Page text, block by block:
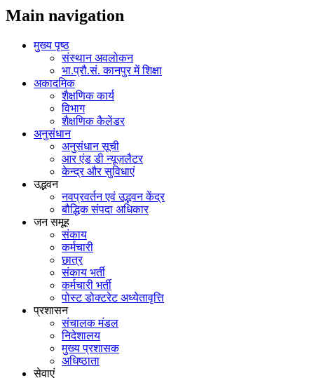
Main navigation
मुख्य पृष्ठ
संस्थान अवलोकन
भा.प्रौ.सं. कानपुर में शिक्षा
अकादमिक
शैक्षणिक कार्य
विभाग
शैक्षणिक कैलेंडर
अनुसंधान
अनुसंधान सूची
आर एंड डी न्यूज़लैटर
केन्द्र और सुविधाएं
उद्भवन
नवप्रवर्तन एवं उद्भवन केंद्र
बौद्धिक संपदा अधिकार
जन समूह
संकाय
कर्मचारी
छात्र
संकाय भर्ती
कर्मचारी भर्ती
पोस्‍ट डोक्‍टरेट अध्‍येतावृत्ति
प्रशासन
संचालक मंडल
निदेशालय
मुख्य प्रशासक
अधिष्ठाता
सेवाएं